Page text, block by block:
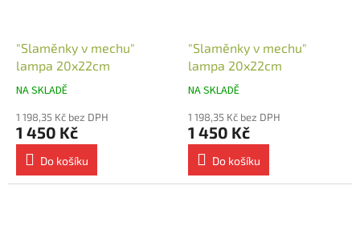
"Slaměnky v mechu"
lampa 20x22cm
NA SKLADĚ
1 198,35 Kč bez DPH
1 450 Kč
Do košíku
"Slaměnky v mechu"
lampa 20x22cm
NA SKLADĚ
1 198,35 Kč bez DPH
1 450 Kč
Do košíku